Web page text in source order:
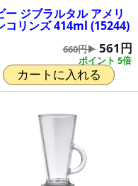
ー ジブラルタル アメリ
コリンズ 414ml (15244)
ポイント 5倍
660円▶ 561円
カートに入れる